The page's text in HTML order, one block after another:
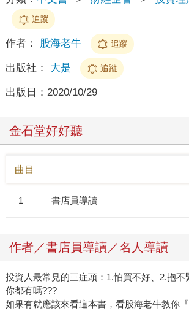
追蹤
作者： 股海老牛 追蹤
出版社： 大是 追蹤
出版日： 2020/10/29
金石堂好好聽
曲目
1 書店員導讀
作者／書店員導讀／名人導讀
投資人最常見的三症頭：1.怕買不好、2.抱不
你都有嗎???
如果有就應該來看這本書，看股海老牛教你